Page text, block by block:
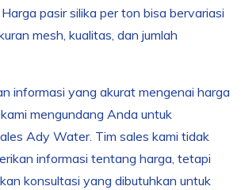
pasir silika per ton bisa bervariasi
mesh, kualitas, dan jumlah
informasi yang akurat mengenai harga
mengundang Anda untuk
Ady Water. Tim sales kami tidak
informasi tentang harga, tetapi
konsultasi yang dibutuhkan untuk